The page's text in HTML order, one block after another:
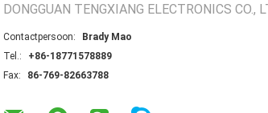
DONGGUAN TENGXIANG ELECTRONICS CO.,
Contactpersoon:
Brady Mao
Tel.:
+86-18771578889
Fax:
86-769-82663788